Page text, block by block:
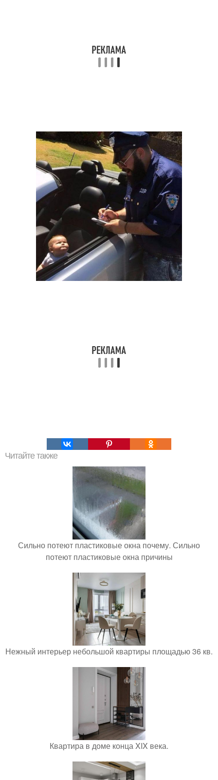
Читайте также
Сильно потеют пластиковые окна почему. Сильно
потеют пластиковые окна причины
Нежный интерьер небольшой квартиры площадью 36 кв.
Квартира в доме конца XIX века.